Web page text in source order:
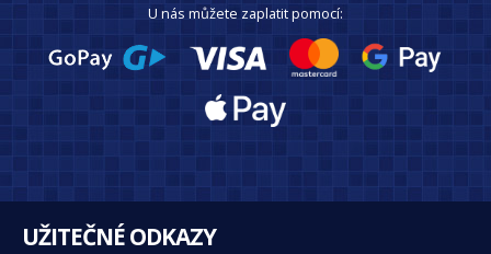
U nás můžete zaplatit pomocí:
UŽITEČNÉ ODKAZY